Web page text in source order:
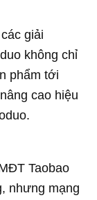
giải
không chỉ
phẩm tới
cao hiệu
Taobao
nhưng mạng